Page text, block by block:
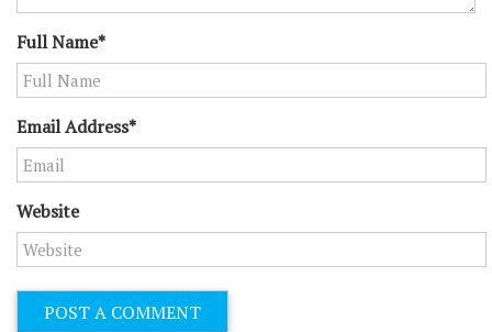
Full Name*
Email Address*
Website